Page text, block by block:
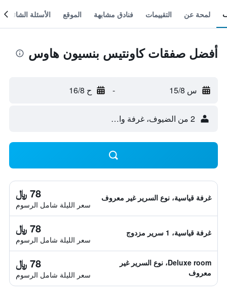
لمحة عن التقييمات فنادق مشابهة الموقع الأسئلة الشائعة
أفضل صفقات كاونتيس بنسيون هاوس
س 15/8 - ح 16/8
2 من الضيوف، غرفة واحدة
غرفة قياسية، نوع السرير غير معروف 78 ﷼
سعر الليلة شامل الرسوم
غرفة قياسية، 1 سرير مزدوج 78 ﷼
سعر الليلة شامل الرسوم
Deluxe room، نوع السرير غير
معروف
78 ﷼
سعر الليلة شامل الرسوم